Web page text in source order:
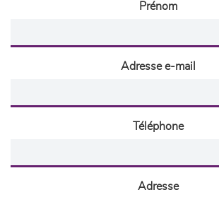
Prénom
Adresse e-mail
Téléphone
Adresse